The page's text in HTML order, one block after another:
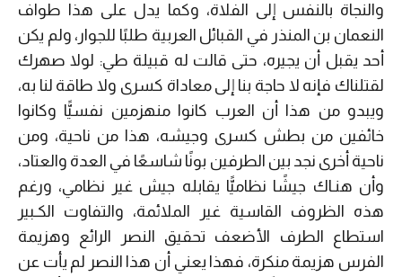
والنجاة بالنفس إلى الفلاة، وكما يدل على هذا طواف
النعمان بن المنذر في القبائل العربية طلبًا للجوار، ولم يكن
أحد يقبل أن يجيره، حتى قالت له قبيلة طي: لولا صهرك
لقتلناك فإنه لا حاجة بنا إلى معاداة كسرى ولا طاقة لنا به،
ويبدو من هذا أن العرب كانوا منهزمين نفسيًّا وكانوا
خائفين من بطش كسرى وجيشه، هذا من ناحية، ومن
ناحية أخرى نجد بين الطرفين بونًا شاسعًا في العدة والعتاد،
وأن هنـاك جيشًا نظاميًّا يقابله جيش غير نظامي، ورغم
هذه الظروف القاسية غير الملائمة، والتفاوت الكـبير
استطاع الطرف الأضعف تحقيق النصر الرائع وهزيمة
الفرس هزيمة منكرة، فهذا يعني أن هذا النصر لم يأت عن